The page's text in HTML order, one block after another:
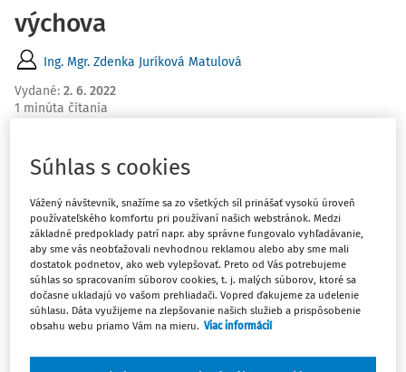
výchova
Ing. Mgr. Zdenka Juríková Matulová
Vydané: 2. 6. 2022
1 minúta čítania
hudobnej výchovy na druhom stupni základnej školy.
odbore učiteľstvo všeobecnovzdelávacích predmetov
v kombinácii estetická výchova - slovenský jazyk a
literatúra. Vykonala štátnu skúšku aj z predmetu
dejiny a teória hudobného umenia. V roku 2021 si
kvalifikačným vzdelávaním rozšírila pedagogickú
spôsobilosť v študijnom odbore: učiteľstvo a
pre primárne vzdelávanie v rozsahu 202 hod.
Súhlas s cookies
Vážený návštevník, snažíme sa zo všetkých síl prinášať vysokú úroveň
používateľského komfortu pri používaní našich webstránok. Medzi
základné predpoklady patrí napr. aby správne fungovalo vyhľadávanie,
aby sme vás neobťažovali nevhodnou reklamou alebo aby sme mali
dostatok podnetov, ako web vylepšovať. Preto od Vás potrebujeme
súhlas so spracovaním súborov cookies, t. j. malých súborov, ktoré sa
dočasne ukladajú vo vašom prehliadači. Vopred ďakujeme za udelenie
súhlasu. Dáta využijeme na zlepšovanie našich služieb a prispôsobenie
obsahu webu priamo Vám na mieru. Viac informácií